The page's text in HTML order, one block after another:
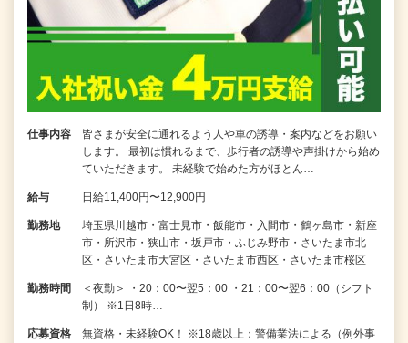
仕事内容
皆さまが安全に通れるよう人や車の誘導・案内などをお願い
します。 最初は慣れるまで、歩行者の誘導や声掛けから始め
ていただきます。 未経験で始めた方がほとん…
給与 日給11,400円〜12,900円
勤務地
埼玉県川越市・富士見市・飯能市・入間市・鶴ヶ島市・新座
市・所沢市・狭山市・坂戸市・ふじみ野市・さいたま市北
区・さいたま市大宮区・さいたま市西区・さいたま市桜区
勤務時間
＜夜勤＞ ・20：00〜翌5：00 ・21：00〜翌6：00（シフト
制） ※1日8時…
応募資格
無資格・未経験OK！ ※18歳以上：警備業法による（例外事